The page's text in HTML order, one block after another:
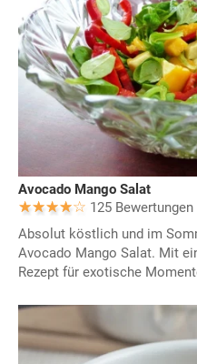
Avocado Mango Salat
125 Bewertungen
Absolut köstlich und im
Avocado Mango Salat. Mit
Rezept für exotische